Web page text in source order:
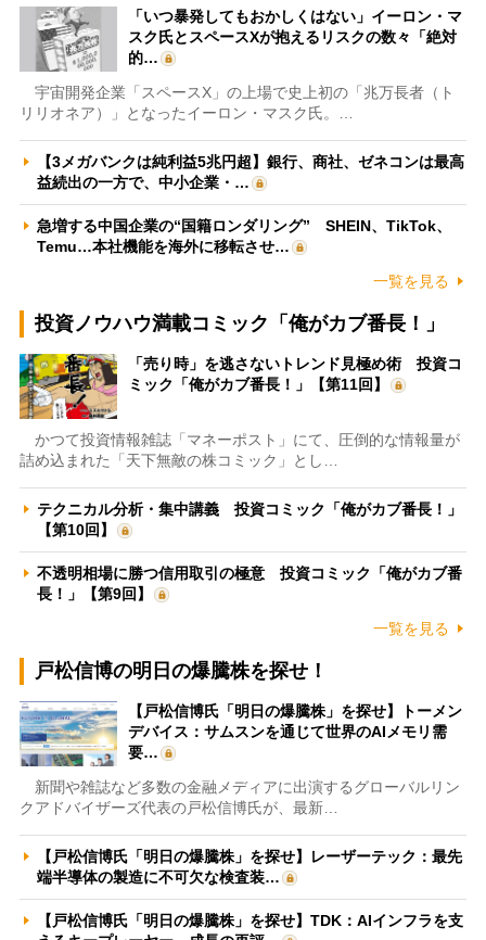
「いつ暴発してもおかしくはない」イーロン・マ
スク氏とスペースXが抱えるリスクの数々「絶対
的…
宇宙開発企業「スペースX」の上場で史上初の「兆万長者（ト
リリオネア）」となったイーロン・マスク氏。…
【3メガバンクは純利益5兆円超】銀行、商社、ゼネコンは最高
益続出の一方で、中小企業・…
急増する中国企業の“国籍ロンダリング” SHEIN、TikTok、
Temu…本社機能を海外に移転させ…
一覧を見る
投資ノウハウ満載コミック「俺がカブ番長！」
「売り時」を逃さないトレンド見極め術 投資コ
ミック「俺がカブ番長！」【第11回】
かつて投資情報雑誌「マネーポスト」にて、圧倒的な情報量が
詰め込まれた「天下無敵の株コミック」とし…
テクニカル分析・集中講義 投資コミック「俺がカブ番長！」
【第10回】
不透明相場に勝つ信用取引の極意 投資コミック「俺がカブ番
長！」【第9回】
一覧を見る
戸松信博の明日の爆騰株を探せ！
【戸松信博氏「明日の爆騰株」を探せ】トーメン
デバイス：サムスンを通じて世界のAIメモリ需
要…
新聞や雑誌など多数の金融メディアに出演するグローバルリン
クアドバイザーズ代表の戸松信博氏が、最新…
【戸松信博氏「明日の爆騰株」を探せ】レーザーテック：最先
端半導体の製造に不可欠な検査装…
【戸松信博氏「明日の爆騰株」を探せ】TDK：AIインフラを支